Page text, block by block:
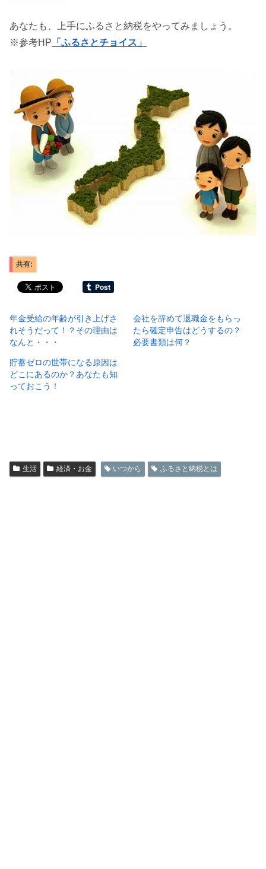
あなたも、上手にふるさと納税をやってみましょう。
※参考HP 「ふるさとチョイス」
共有:
年金受給の年齢が引き上げさ
れそうだって！？その理由は
なんと・・・
会社を辞めて退職金をもらっ
たら確定申告はどうするの？
必要書類は何？
貯蓄ゼロの世帯になる原因は
どこにあるのか？あなたも知
っておこう！
生活 経済・お金 いつから ふるさと納税とは